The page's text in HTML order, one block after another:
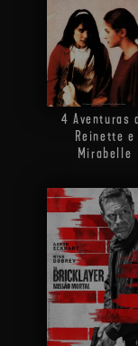
4 Aventuras
Reinette e
Mirabelle